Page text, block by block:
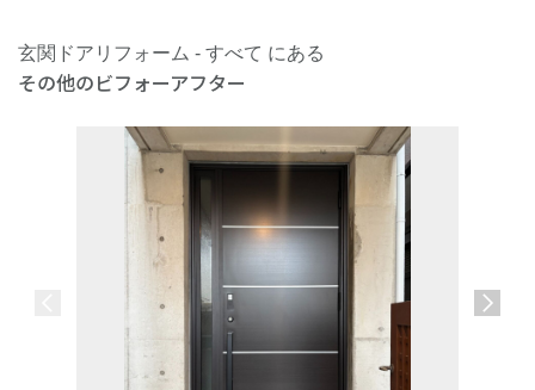
玄関ドアリフォーム - すべて にある
その他のビフォーアフター